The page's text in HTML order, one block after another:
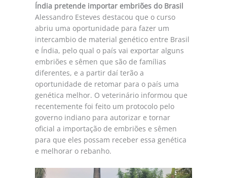
Índia pretende importar embriões do Brasil
Alessandro Esteves destacou que o curso
abriu uma oportunidade para fazer um
intercambio de material genético entre Brasil
e Índia, pelo qual o país vai exportar alguns
embriões e sêmen que são de famílias
diferentes, e a partir daí terão a
oportunidade de retomar para o país uma
genética melhor. O veterinário informou que
recentemente foi feito um protocolo pelo
governo indiano para autorizar e tornar
oficial a importação de embriões e sêmen
para que eles possam receber essa genética
e melhorar o rebanho.